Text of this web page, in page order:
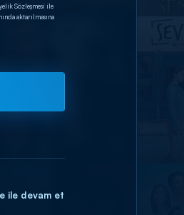
Sözleşmesi ile
aktarılmasına
ile devam et